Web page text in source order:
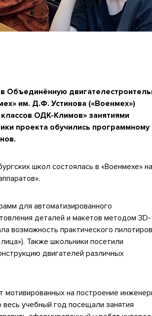
Объединённую
им. Д.Ф. Устинова («Военмех»)
ОДК-Климов» занятиями
проекта обучились программному
школ состоялась в «Военмехе» на
для автоматизированного
деталей и макетов методом 3D-
возможность практического
Также школьники посетили
двигателей различных
мотивированных на построение
учебный год посещали занятия